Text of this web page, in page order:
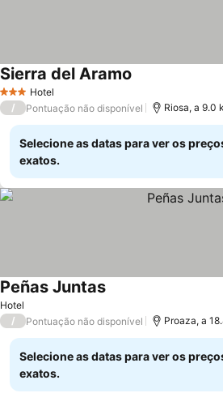
3 EstrelasHotel
Sierra del Aramo
/ Pontuação não disponível Riosa, a 9.0
Selecione as datas para ver os
exatos.
Hotel
Peñas JuntasVer preços
/ Pontuação não disponível Proaza, a
Selecione as datas para ver os
exatos.